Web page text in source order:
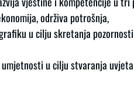
održiva potrošnja,
u cilju skretanja
u cilju stvaranja